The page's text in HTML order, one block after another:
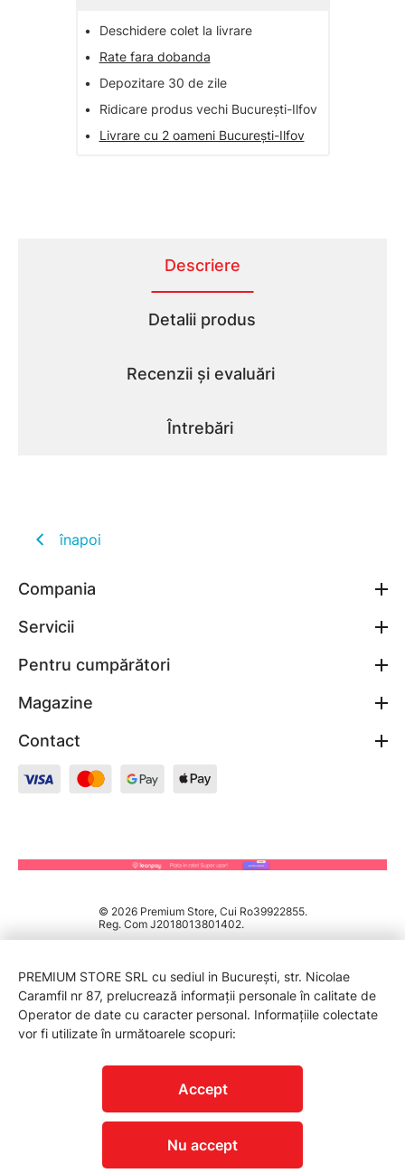
•
Deschidere colet la livrare
•
Rate fara dobanda
•
Depozitare 30 de zile
•
Ridicare produs vechi București-Ilfov
•
Livrare cu 2 oameni București-Ilfov
Descriere
Detalii produs
Recenzii și evaluări
Întrebări
înapoi
Compania
Servicii
Pentru cumpărători
Magazine
Contact
© 2026 Premium Store, Cui Ro39922855.
Reg. Com J2018013801402.
PREMIUM STORE SRL cu sediul in București, str. Nicolae
Caramfil nr 87, prelucrează informații personale în calitate de
Operator de date cu caracter personal. Informațiile colectate
vor fi utilizate în următoarele scopuri:
Accept
Nu accept